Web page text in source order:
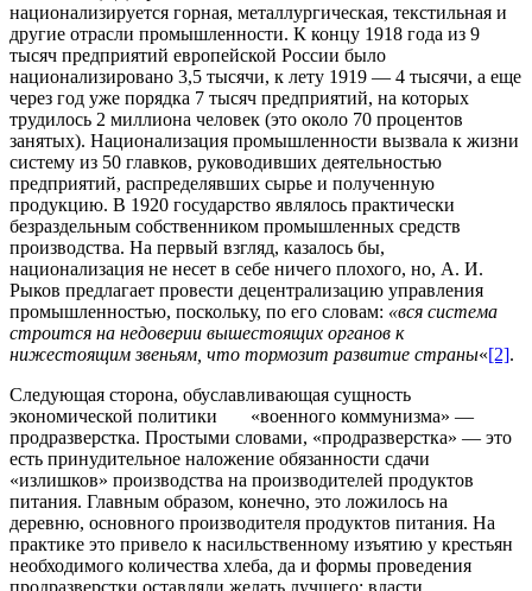
национализируется горная, металлургическая, текстильная и
другие отрасли промышленности. К концу 1918 года из 9
тысяч предприятий европейской России было
национализировано 3,5 тысячи, к лету 1919 — 4 тысячи, а еще
через год уже порядка 7 тысяч предприятий, на которых
трудилось 2 миллиона человек (это около 70 процентов
занятых). Национализация промышленности вызвала к жизни
систему из 50 главков, руководивших деятельностью
предприятий, распределявших сырье и полученную
продукцию. В 1920 государство являлось практически
безраздельным собственником промышленных средств
производства. На первый взгляд, казалось бы,
национализация не несет в себе ничего плохого, но, А. И.
Рыков предлагает провести децентрализацию управления
промышленностью, поскольку, по его словам: «вся система
строится на недоверии вышестоящих органов к
нижестоящим звеньям, что тормозит развитие страны«[2].
Следующая сторона, обуславливающая сущность
экономической политики «военного коммунизма» —
продразверстка. Простыми словами, «продразверстка» — это
есть принудительное наложение обязанности сдачи
«излишков» производства на производителей продуктов
питания. Главным образом, конечно, это ложилось на
деревню, основного производителя продуктов питания. На
практике это привело к насильственному изъятию у крестьян
необходимого количества хлеба, да и формы проведения